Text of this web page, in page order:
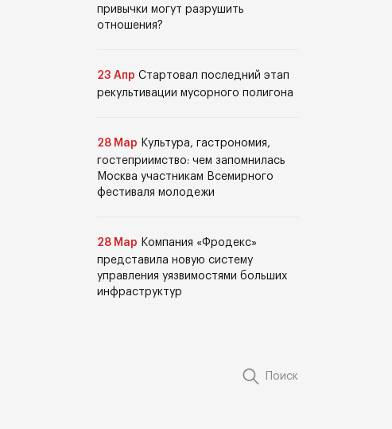
привычки могут разрушить
отношения?
23 Апр Стартовал последний этап
рекультивации мусорного полигона
28 Мар Культура, гастрономия,
гостеприимство: чем запомнилась
Москва участникам Всемирного
фестиваля молодежи
28 Мар Компания «Фродекс»
представила новую систему
управления уязвимостями больших
инфраструктур
Поиск